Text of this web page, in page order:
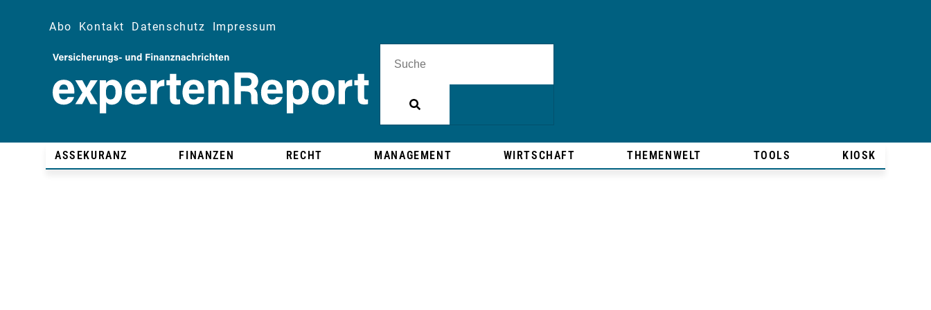
Abo Kontakt Datenschutz Impressum
ASSEKURANZ FINANZEN RECHT MANAGEMENT WIRTSCHAFT THEMENWELT TOOLS KIOSK